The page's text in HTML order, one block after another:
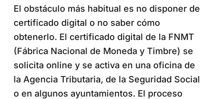
El obstáculo más habitual es no disponer de
certificado digital o no saber cómo
obtenerlo. El certificado digital de la FNMT
(Fábrica Nacional de Moneda y Timbre) se
solicita online y se activa en una oficina de
la Agencia Tributaria, de la Seguridad Social
o en algunos ayuntamientos. El proceso